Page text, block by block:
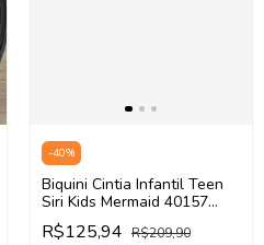
-40%
Biquini Cintia Infantil Teen
Siri Kids Mermaid 40157
(Rosa/Azul)
R$125,94 R$209,90